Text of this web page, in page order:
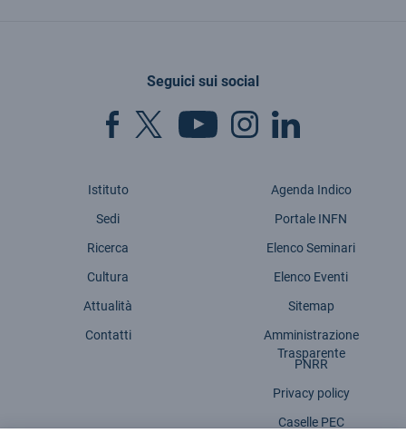
Seguici sui social
Istituto
Sedi
Ricerca
Cultura
Attualità
Contatti
Agenda Indico
Portale INFN
Elenco Seminari
Elenco Eventi
Sitemap
Amministrazione
Trasparente
PNRR
Privacy policy
Caselle PEC